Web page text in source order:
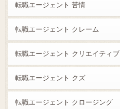
転職エージェント 苦情
転職エージェント クレーム
転職エージェント クリエイティブ
転職エージェント クズ
転職エージェント クロージング